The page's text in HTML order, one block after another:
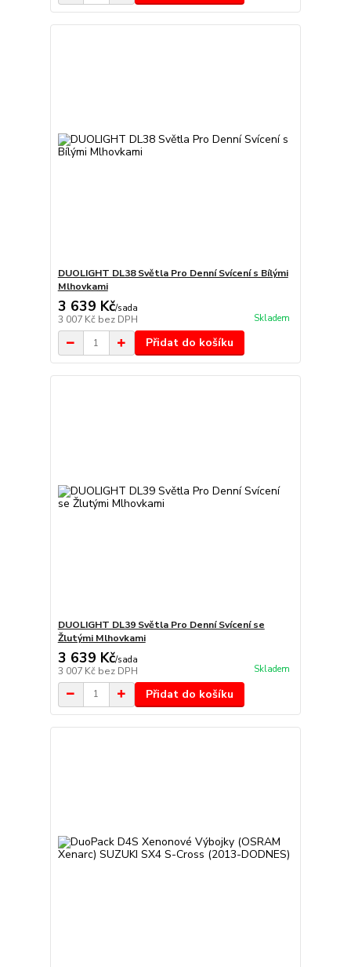
DUOLIGHT DL38 Světla Pro Denní Svícení s Bílými
Mlhovkami
3 639 Kč/sada
3 007 Kč bez DPH Skladem
Přidat do košíku
DUOLIGHT DL39 Světla Pro Denní Svícení se
Žlutými Mlhovkami
3 639 Kč/sada
3 007 Kč bez DPH Skladem
Přidat do košíku